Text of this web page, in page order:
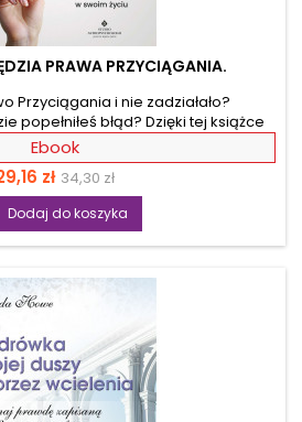
PRAWA PRZYCIĄGANIA.
Przyciągania i nie zadziałało?
popełniłeś błąd? Dzięki tej książce
Systematycznie realizowany 9-
Ci uruchomić pozytywne myślenie i
je w życie. A sprawdzone techniki
przez Autorkę rozwiną
rzeczywistość, wykorzystując
się stresu z Access Bars i oczyść
Ebook
zł Cena
podstawowa
34,30 zł
Dodaj do koszyka